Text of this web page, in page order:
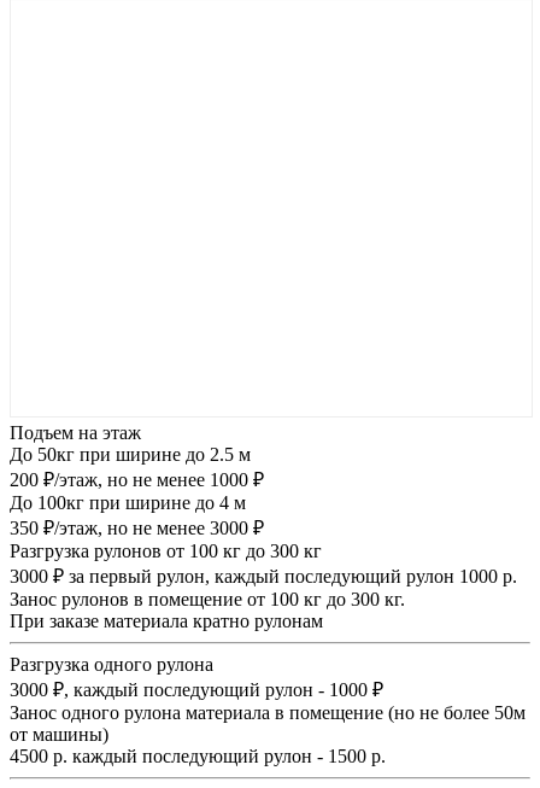
Подъем на этаж
До 50кг при ширине до 2.5 м
200 ₽/этаж, но не менее 1000 ₽
До 100кг при ширине до 4 м
350 ₽/этаж, но не менее 3000 ₽
Разгрузка рулонов от 100 кг до 300 кг
3000 ₽ за первый рулон, каждый последующий рулон 1000 р.
Занос рулонов в помещение от 100 кг до 300 кг.
При заказе материала кратно рулонам
Разгрузка одного рулона
3000 ₽, каждый последующий рулон - 1000 ₽
Занос одного рулона материала в помещение (но не более 50м
от машины)
4500 р. каждый последующий рулон - 1500 р.